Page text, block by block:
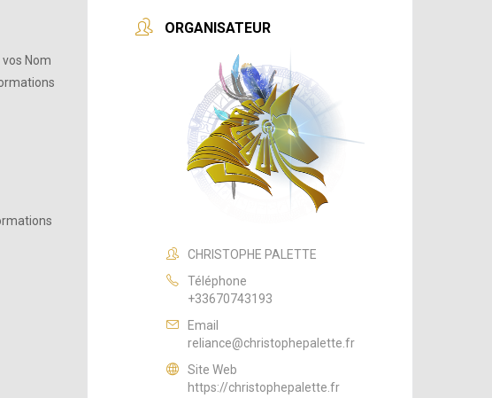
Nom
ORGANISATEUR
CHRISTOPHE PALETTE
Téléphone
+33670743193
Email
reliance@christophepalette.fr
Site Web
https://christophepalette.fr